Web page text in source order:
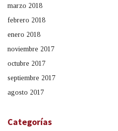
marzo 2018
febrero 2018
enero 2018
noviembre 2017
octubre 2017
septiembre 2017
agosto 2017
Categorías